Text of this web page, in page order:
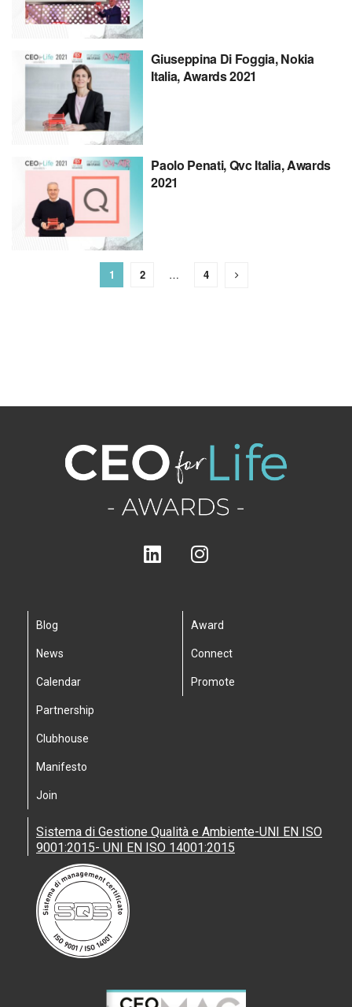
Giuseppina Di Foggia, Nokia
Italia, Awards 2021
Paolo Penati, Qvc Italia, Awards
2021
1 2 … 4
Blog
News
Calendar
Partnership
Clubhouse
Manifesto
Join
Award
Connect
Promote
Sistema di Gestione Qualità e Ambiente-UNI EN ISO
9001:2015- UNI EN ISO 14001:2015